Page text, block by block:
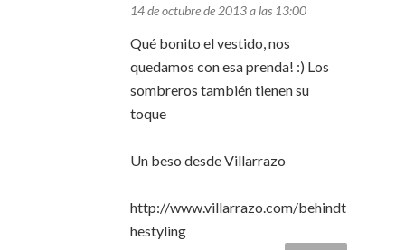
14 de octubre de 2013 a las 13:00
Qué bonito el vestido, nos
quedamos con esa prenda! :) Los
sombreros también tienen su
toque
Un beso desde Villarrazo
http://www.villarrazo.com/behindt
hestyling